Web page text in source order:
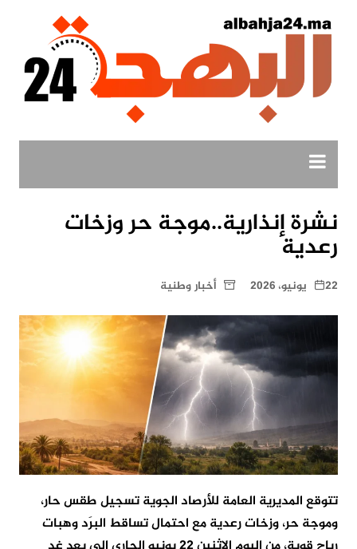
نشرة إنذارية..موجة حر وزخات
رعدية
22 يونيو، 2026 أخبار وطنية
تتوقع المديرية العامة للأرصاد الجوية تسجيل طقس حار،
وموجة حر، وزخات رعدية مع احتمال تساقط البرَد وهبات